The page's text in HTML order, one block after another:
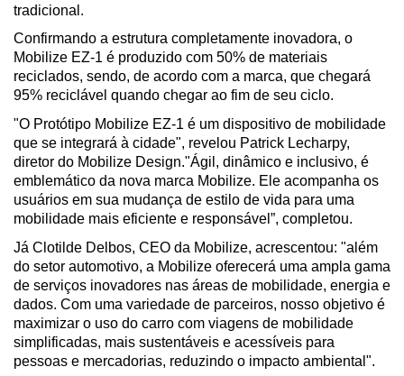
tradicional.
Confirmando a estrutura completamente inovadora, o
Mobilize EZ-1 é produzido com 50% de materiais
reciclados, sendo, de acordo com a marca, que chegará
95% reciclável quando chegar ao fim de seu ciclo.
"O Protótipo Mobilize EZ-1 é um dispositivo de mobilidade
que se integrará à cidade", revelou Patrick Lecharpy,
diretor do Mobilize Design."Ágil, dinâmico e inclusivo, é
emblemático da nova marca Mobilize. Ele acompanha os
usuários em sua mudança de estilo de vida para uma
mobilidade mais eficiente e responsável”, completou.
Já Clotilde Delbos, CEO da Mobilize, acrescentou: "além
do setor automotivo, a Mobilize oferecerá uma ampla gama
de serviços inovadores nas áreas de mobilidade, energia e
dados. Com uma variedade de parceiros, nosso objetivo é
maximizar o uso do carro com viagens de mobilidade
simplificadas, mais sustentáveis e acessíveis para
pessoas e mercadorias, reduzindo o impacto ambiental".